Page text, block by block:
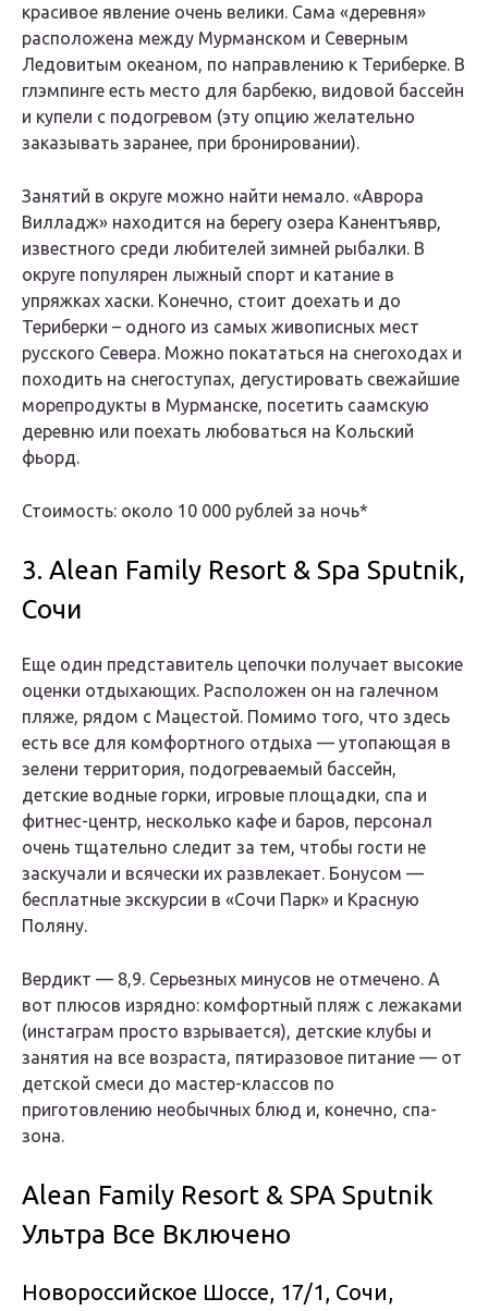
красивое явление очень велики. Сама «деревня»
расположена между Мурманском и Северным
Ледовитым океаном, по направлению к Териберке. В
глэмпинге есть место для барбекю, видовой бассейн
и купели с подогревом (эту опцию желательно
заказывать заранее, при бронировании).
Занятий в округе можно найти немало. «Аврора
Вилладж» находится на берегу озера Канентъявр,
известного среди любителей зимней рыбалки. В
округе популярен лыжный спорт и катание в
упряжках хаски. Конечно, стоит доехать и до
Териберки – одного из самых живописных мест
русского Севера. Можно покататься на снегоходах и
походить на снегоступах, дегустировать свежайшие
морепродукты в Мурманске, посетить саамскую
деревню или поехать любоваться на Кольский
фьорд.
Стоимость: около 10 000 рублей за ночь*
3. Alean Family Resort & Spa Sputnik,
Сочи
Еще один представитель цепочки получает высокие
оценки отдыхающих. Расположен он на галечном
пляже, рядом с Мацестой. Помимо того, что здесь
есть все для комфортного отдыха — утопающая в
зелени территория, подогреваемый бассейн,
детские водные горки, игровые площадки, спа и
фитнес-центр, несколько кафе и баров, персонал
очень тщательно следит за тем, чтобы гости не
заскучали и всячески их развлекает. Бонусом —
бесплатные экскурсии в «Сочи Парк» и Красную
Поляну.
Вердикт — 8,9. Серьезных минусов не отмечено. А
вот плюсов изрядно: комфортный пляж с лежаками
(инстаграм просто взрывается), детские клубы и
занятия на все возраста, пятиразовое питание — от
детской смеси до мастер-классов по
приготовлению необычных блюд и, конечно, спа-
зона.
Alean Family Resort & SPA Sputnik
Ультра Все Включено
Новороссийское Шоссе, 17/1, Сочи,